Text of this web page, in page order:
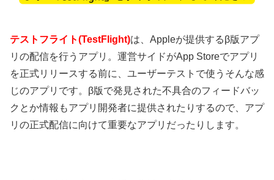
テストフライト(TestFlight)は、Appleが提供するβ版アプ
リの配信を行うアプリ。運営サイドがApp Storeでアプリ
を正式リリースする前に、ユーザーテストで使うそんな感
じのアプリです。β版で発見された不具合のフィードバッ
クとか情報もアプリ開発者に提供されたりするので、アプ
リの正式配信に向けて重要なアプリだったりします。